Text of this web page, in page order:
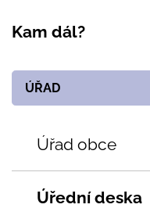
Kam dál?
ÚŘAD
Úřad obce
Úřední deska